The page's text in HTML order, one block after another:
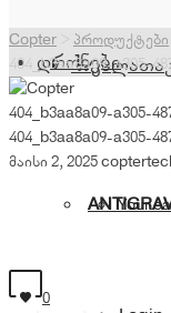
კალათა
Your
დრონები
Copter პროდუქტები
404_b3aa8a09-a305-
404_b3aa8a09-a305-
404_b3aa8a09-a305-
მაისი 2, 2025
0